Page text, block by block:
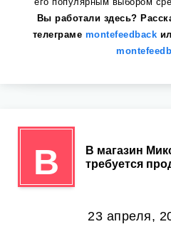
Вы работали здесь?
телеграме montefeedback
В
В магазин
требуется
23 апреля,